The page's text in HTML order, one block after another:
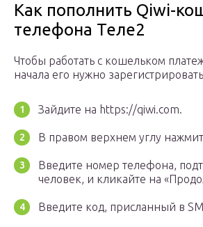
Как пополнить Qiwi-
телефона Теле2
Чтобы работать с кошельком
начала его нужно
Зайдите на https://qiwi.com.
В правом верхнем углу
Введите номер телефона,
человек, и кликайте на
Введите код, присланный в